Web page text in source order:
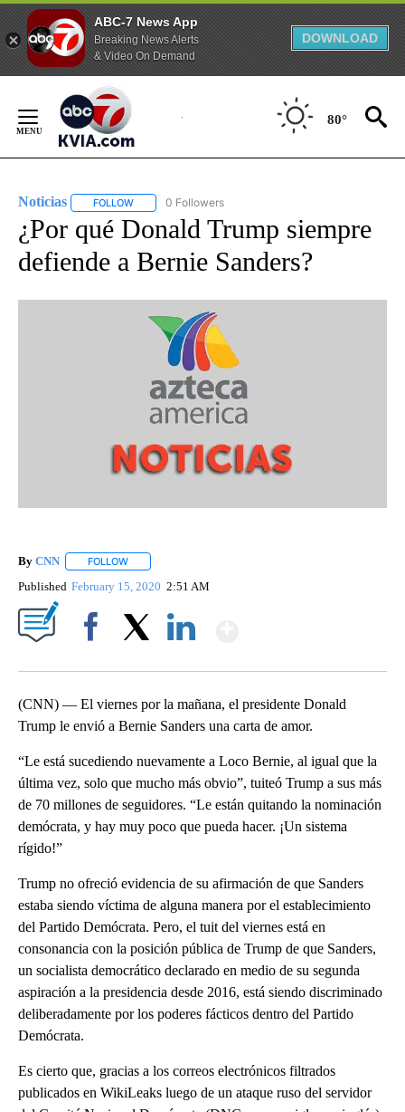
ABC-7 News App
Breaking News Alerts
& Video On Demand
DOWNLOAD
Content
80°
Noticias FOLLOW FOLLOW "NOTICIAS" TO RECEIVE NOTIFICATIONS
0 Followers
¿Por qué Donald Trump siempre
defiende a Bernie Sanders?
By CNN FOLLOW
Published February 15, 2020 2:51 AM
(CNN) — El viernes por la mañana, el presidente Donald
Trump le envió a Bernie Sanders una carta de amor.
“Le está sucediendo nuevamente a Loco Bernie, al igual que la
última vez, solo que mucho más obvio”, tuiteó Trump a sus más
de 70 millones de seguidores. “Le están quitando la nominación
demócrata, y hay muy poco que pueda hacer. ¡Un sistema
rígido!”
Trump no ofreció evidencia de su afirmación de que Sanders
estaba siendo víctima de alguna manera por el establecimiento
del Partido Demócrata. Pero, el tuit del viernes está en
consonancia con la posición pública de Trump de que Sanders,
un socialista democrático declarado en medio de su segunda
aspiración a la presidencia desde 2016, está siendo discriminado
deliberadamente por los poderes fácticos dentro del Partido
Demócrata.
Es cierto que, gracias a los correos electrónicos filtrados
publicados en WikiLeaks luego de un ataque ruso del servidor